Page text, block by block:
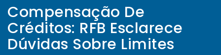
Compensação De
Créditos: RFB Esclarece
Dúvidas Sobre Limites